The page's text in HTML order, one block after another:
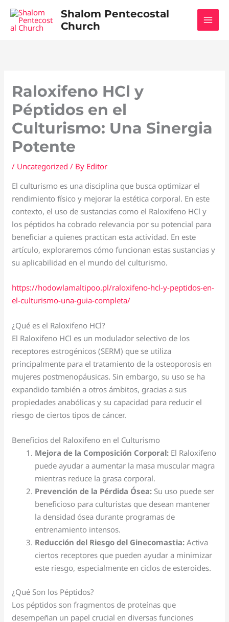
content
Shalom Pentecostal
Church
Raloxifeno HCl y
Péptidos en el
Culturismo: Una Sinergia
Potente
/ Uncategorized / By Editor
El culturismo es una disciplina que busca optimizar el
rendimiento físico y mejorar la estética corporal. En este
contexto, el uso de sustancias como el Raloxifeno HCl y
los péptidos ha cobrado relevancia por su potencial para
beneficiar a quienes practican esta actividad. En este
artículo, exploraremos cómo funcionan estas sustancias y
su aplicabilidad en el mundo del culturismo.
https://hodowlamaltipoo.pl/raloxifeno-hcl-y-peptidos-en-
el-culturismo-una-guia-completa/
¿Qué es el Raloxifeno HCl?
El Raloxifeno HCl es un modulador selectivo de los
receptores estrogénicos (SERM) que se utiliza
principalmente para el tratamiento de la osteoporosis en
mujeres postmenopáusicas. Sin embargo, su uso se ha
expandido también a otros ámbitos, gracias a sus
propiedades anabólicas y su capacidad para reducir el
riesgo de ciertos tipos de cáncer.
Beneficios del Raloxifeno en el Culturismo
Mejora de la Composición Corporal: El Raloxifeno
puede ayudar a aumentar la masa muscular magra
mientras reduce la grasa corporal.
Prevención de la Pérdida Ósea: Su uso puede ser
beneficioso para culturistas que desean mantener
la densidad ósea durante programas de
entrenamiento intensos.
Reducción del Riesgo del Ginecomastia: Activa
ciertos receptores que pueden ayudar a minimizar
este riesgo, especialmente en ciclos de esteroides.
¿Qué Son los Péptidos?
Los péptidos son fragmentos de proteínas que
desempeñan un papel crucial en diversas funciones